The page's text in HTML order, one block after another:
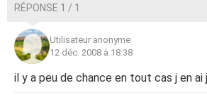
RÉPONSE 1 / 1
Utilisateur anonyme
12 déc. 2008 à 18:38
il y a peu de chance en tout cas j en ai